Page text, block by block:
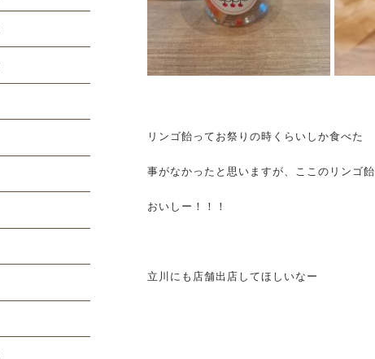
リンゴ飴ってお祭りの時くらいしか食べた
事がなかったと思いますが、ここのリンゴ飴
おいしー！！！
立川にも店舗出店してほしいなー